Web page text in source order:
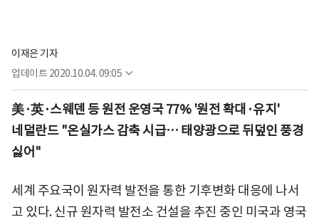
이재은 기자
업데이트 2020.10.04. 09:05
美·英·스웨덴 등 원전 운영국 77% '원전 확대·유지'
네덜란드 "온실가스 감축 시급… 태양광으로 뒤덮인 풍경
싫어"
세계 주요국이 원자력 발전을 통한 기후변화 대응에 나서
고 있다. 신규 원자력 발전소 건설을 추진 중인 미국과 영국